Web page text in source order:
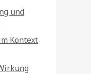
und
Kontext